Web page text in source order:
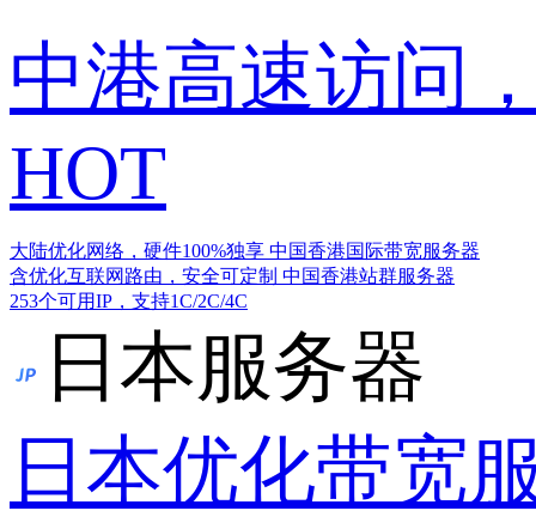
中港高速访问
HOT
大陆优化网络，硬件100%独享 中国香港国际带宽服务器
含优化互联网路由，安全可定制 中国香港站群服务器
253个可用IP，支持1C/2C/4C
日本服务器
日本优化带宽